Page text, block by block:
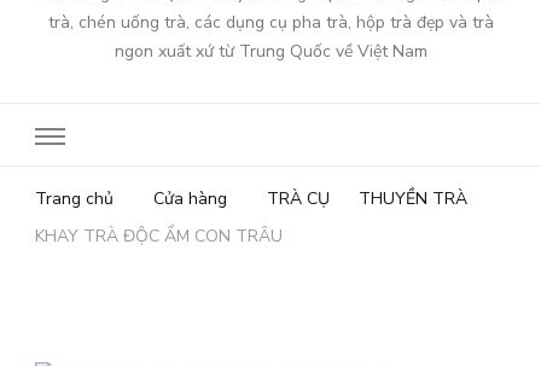
trà, chén uống trà, các dụng cụ pha trà, hộp trà đẹp và trà
ngon xuất xứ từ Trung Quốc về Việt Nam
Trang chủ Cửa hàng TRÀ CỤ
THUYỀN TRÀ
KHAY TRÀ ĐỘC ẨM CON TRÂU